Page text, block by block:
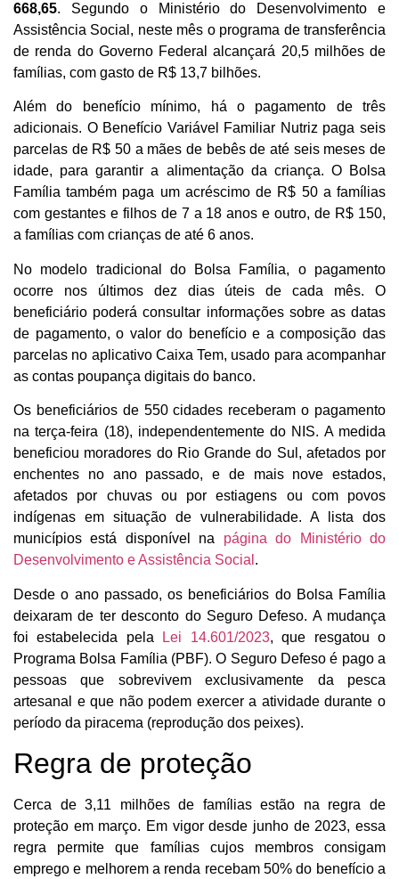
668,65. Segundo o Ministério do Desenvolvimento e
Assistência Social, neste mês o programa de transferência
de renda do Governo Federal alcançará 20,5 milhões de
famílias, com gasto de R$ 13,7 bilhões.
Além do benefício mínimo, há o pagamento de três
adicionais. O Benefício Variável Familiar Nutriz paga seis
parcelas de R$ 50 a mães de bebês de até seis meses de
idade, para garantir a alimentação da criança. O Bolsa
Família também paga um acréscimo de R$ 50 a famílias
com gestantes e filhos de 7 a 18 anos e outro, de R$ 150,
a famílias com crianças de até 6 anos.
No modelo tradicional do Bolsa Família, o pagamento
ocorre nos últimos dez dias úteis de cada mês. O
beneficiário poderá consultar informações sobre as datas
de pagamento, o valor do benefício e a composição das
parcelas no aplicativo Caixa Tem, usado para acompanhar
as contas poupança digitais do banco.
Os beneficiários de 550 cidades receberam o pagamento
na terça-feira (18), independentemente do NIS. A medida
beneficiou moradores do Rio Grande do Sul, afetados por
enchentes no ano passado, e de mais nove estados,
afetados por chuvas ou por estiagens ou com povos
indígenas em situação de vulnerabilidade. A lista dos
municípios está disponível na página do Ministério do
Desenvolvimento e Assistência Social .
Desde o ano passado, os beneficiários do Bolsa Família
deixaram de ter desconto do Seguro Defeso. A mudança
foi estabelecida pela
Lei 14.601/2023, que resgatou o
Programa Bolsa Família (PBF). O Seguro Defeso é pago a
pessoas que sobrevivem exclusivamente da pesca
artesanal e que não podem exercer a atividade durante o
período da piracema (reprodução dos peixes).
Regra de proteção
Cerca de 3,11 milhões de famílias estão na regra de
proteção em março. Em vigor desde junho de 2023, essa
regra permite que famílias cujos membros consigam
emprego e melhorem a renda recebam 50% do benefício a